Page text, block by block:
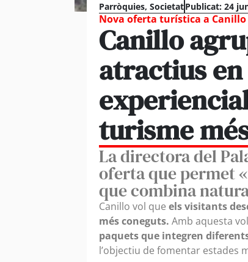
Parròquies, SocietatPublicat: 24
Nova oferta turística a Canillo
Canillo
atractius
turisme
La directora del
oferta que permet
que combina
Canillo vol que els visitants
més coneguts. Amb aquesta
paquets que integren
l’objectiu de fomentar estades